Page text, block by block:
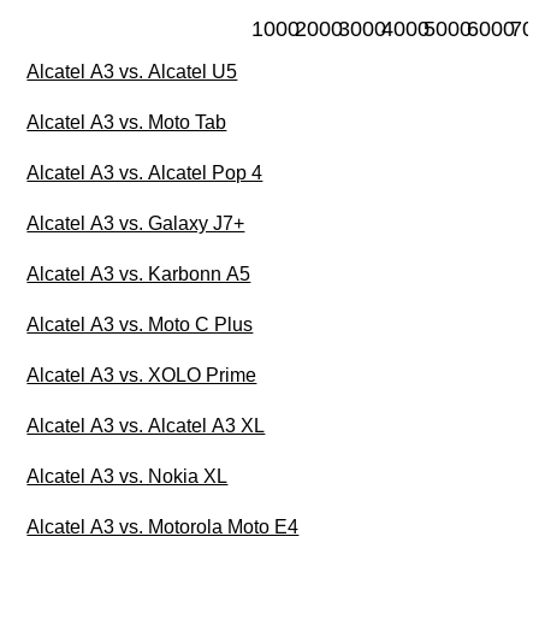
100020003000400050006000
Alcatel A3 vs. Alcatel U5
Alcatel A3 vs. Moto Tab
Alcatel A3 vs. Alcatel Pop 4
Alcatel A3 vs. Galaxy J7+
Alcatel A3 vs. Karbonn A5
Alcatel A3 vs. Moto C Plus
Alcatel A3 vs. XOLO Prime
Alcatel A3 vs. Alcatel A3 XL
Alcatel A3 vs. Nokia XL
Alcatel A3 vs. Motorola Moto E4